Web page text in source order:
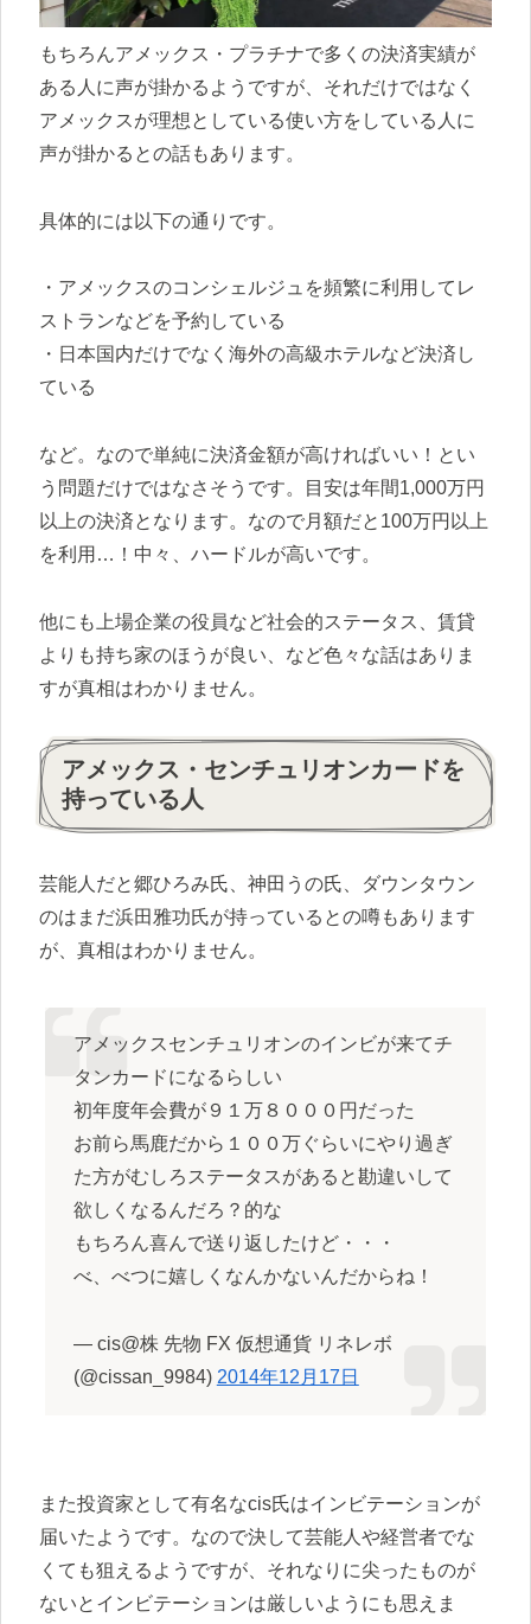
もちろんアメックス・プラチナで多くの決済実績が
ある人に声が掛かるようですが、それだけではなく
アメックスが理想としている使い方をしている人に
声が掛かるとの話もあります。
具体的には以下の通りです。
・アメックスのコンシェルジュを頻繁に利用してレ
ストランなどを予約している
・日本国内だけでなく海外の高級ホテルなど決済し
ている
など。なので単純に決済金額が高ければいい！とい
う問題だけではなさそうです。目安は年間1,000万円
以上の決済となります。なので月額だと100万円以上
を利用…！中々、ハードルが高いです。
他にも上場企業の役員など社会的ステータス、賃貸
よりも持ち家のほうが良い、など色々な話はありま
すが真相はわかりません。
アメックス・センチュリオンカードを
持っている人
芸能人だと郷ひろみ氏、神田うの氏、ダウンタウン
のはまだ浜田雅功氏が持っているとの噂もあります
が、真相はわかりません。
アメックスセンチュリオンのインビが来てチ
タンカードになるらしい
初年度年会費が９１万８０００円だった
お前ら馬鹿だから１００万ぐらいにやり過ぎ
た方がむしろステータスがあると勘違いして
欲しくなるんだろ？的な
もちろん喜んで送り返したけど・・・
べ、べつに嬉しくなんかないんだからね！
— cis@株 先物 FX 仮想通貨 リネレボ
(@cissan_9984) 2014年12月17日
また投資家として有名なcis氏はインビテーションが
届いたようです。なので決して芸能人や経営者でな
くても狙えるようですが、それなりに尖ったものが
ないとインビテーションは厳しいようにも思えま